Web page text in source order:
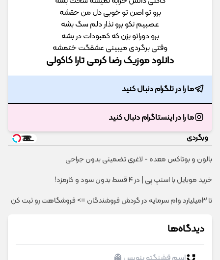
ﺑﺮو ﺗﻮ اﺻﻦ ﺗﻮ ﺧﻮﺑﻰ دل ﻣﻦ ﺣﻘﺸﻪ
ﻋﺼﺒﻴﻢ ﻧﻜﻮ ﺑﺮو ﻧﺬار دﻟﻢ ﺳﮓ ﺑﺸﻪ
ﺑﺮو دوراﺗﻮ ﺑﺰن ﻛﻪ ﻛﻤﺒﻮدات در ﺑﺸﻪ
وﻗﺘﻰ ﺑﺮﮔﺮدی ﻣﻴﺒﻴﻨﻰ ﻋﺸﻘﮕﺖ ﺧﺘﻤﺸﻪ
دانلود موزیک رضا کرمی تارا کاکولی
ما را در تلگرام دنبال کنید
ما را در اینستاگرام دنبال کنید
وبگردی
بالون و بوتاکس معده - لاغری تضمینی بدون جراحی
خرید موبایل با اسنپ پی | در ۴ قسط بدون سود و کارمزد!
تا 3میلیارد وام سرمایه در گردش فروشندگان => فروشگاهت رو ثبت کن
دیدگاه‌ها